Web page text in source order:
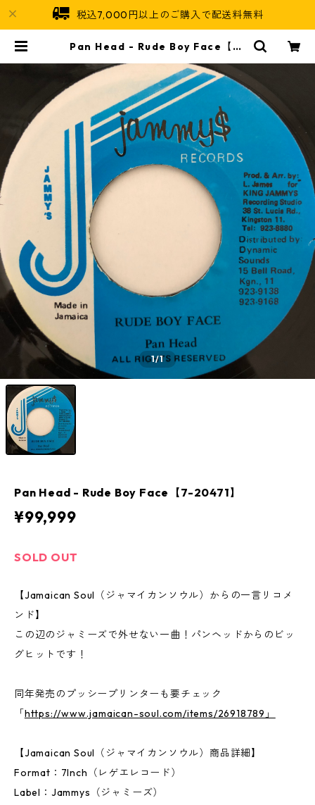
税込7,000円以上のご購入で配送料無料
Pan Head - Rude Boy Face【7-
1/1
Pan Head - Rude Boy Face【7-20471】
¥99,999
SOLD OUT
【Jamaican Soul（ジャマイカンソウル）からの一言リコメ
ンド】
この辺のジャミーズで外せない一曲！パンヘッドからのビッ
グヒットです！
同年発売のプッシープリンターも要チェック
「https://www.jamaican-soul.com/items/26918789」
【Jamaican Soul（ジャマイカンソウル）商品詳細】
Format：7Inch（レゲエレコード）
Label：Jammys（ジャミーズ）